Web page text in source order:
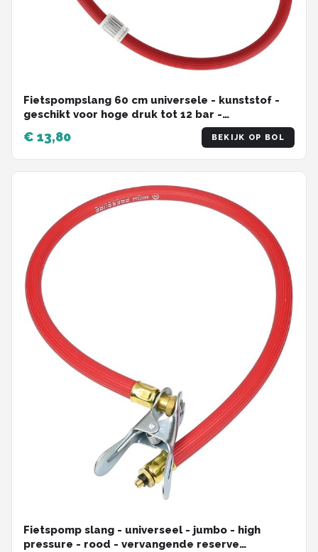
Fietspompslang 60 cm universele - kunststof -
geschikt voor hoge druk tot 12 bar -
vervangingsslang voor fietspomp
€ 13,80 BEKIJK OP BOL
Fietspomp slang - universeel - jumbo - high
pressure - rood - vervangende reserve